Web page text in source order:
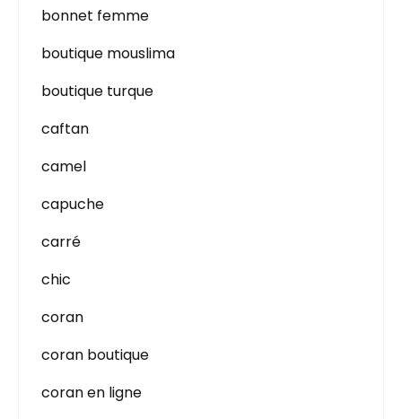
bonnet femme
boutique mouslima
boutique turque
caftan
camel
capuche
carré
chic
coran
coran boutique
coran en ligne